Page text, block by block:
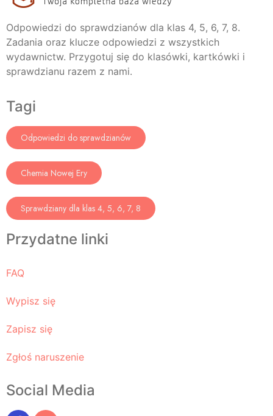
Odpowiedzi do sprawdzianów dla klas 4, 5, 6, 7, 8.
Zadania oraz klucze odpowiedzi z wszystkich
wydawnictw. Przygotuj się do klasówki, kartkówki i
sprawdzianu razem z nami.
Tagi
Odpowiedzi do sprawdzianów
Chemia Nowej Ery
Sprawdziany dla klas 4, 5, 6, 7, 8
Przydatne linki
FAQ
Wypisz się
Zapisz się
Zgłoś naruszenie
Social Media